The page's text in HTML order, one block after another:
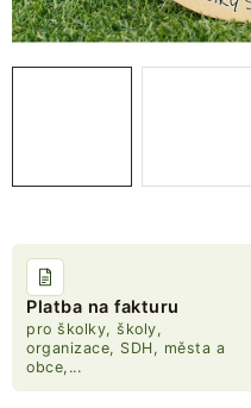
Dopravné Kontaktujte nás
Platba na fakturu
pro školky, školy,
organizace, SDH, města a
obce,...